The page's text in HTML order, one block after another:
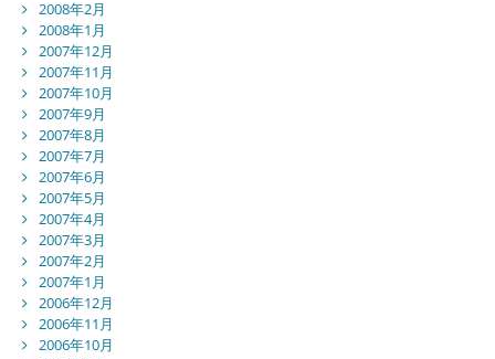
2008年2月
2008年1月
2007年12月
2007年11月
2007年10月
2007年9月
2007年8月
2007年7月
2007年6月
2007年5月
2007年4月
2007年3月
2007年2月
2007年1月
2006年12月
2006年11月
2006年10月